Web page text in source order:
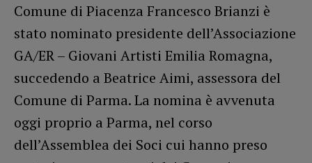
Comune di Piacenza Francesco Brianzi è
stato nominato presidente dell’Associazione
GA/ER – Giovani Artisti Emilia Romagna,
succedendo a Beatrice Aimi, assessora del
Comune di Parma. La nomina è avvenuta
oggi proprio a Parma, nel corso
dell’Assemblea dei Soci cui hanno preso